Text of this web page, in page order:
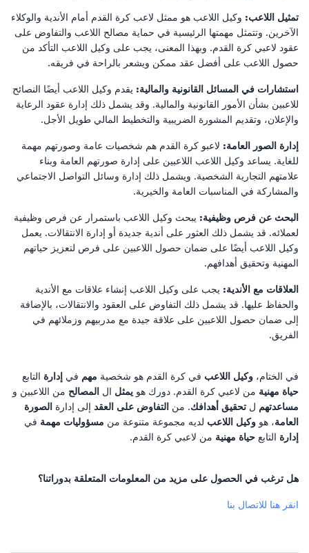
تمثيل اللاعب: وكيل اللاعب هو ممثل لاعب كرة القدم أمام الأندية والوكلاء
الآخرين. وتتمثل مهمتها الرئيسية في حماية مصالح اللاعب والتفاوض على
عقود لاعبي كرة القدم. وبهذا المعنى، يجب على وكيل اللاعب التأكد من
حصول اللاعب على أفضل عقد ممكن ويشعر بالراحة في فريقه.
استشارات في المسائل القانونية والمالية: يقدم وكيل اللاعب أيضًا النصائح
للاعبين بشأن الأمور القانونية والمالية. وقد يشمل ذلك إدارة عقود الرعاية
والإعلان، وتقديم المشورة الضريبية والتخطيط المالي طويل الأجل.
إدارة الصور العامة: لاعبو كرة القدم هم شخصيات عامة وصورتهم مهمة
للغاية. يساعد وكيل اللاعب اللاعبين على إدارة صورتهم العامة وبناء
علامتهم التجارية الشخصية. ويشمل ذلك إدارة وسائل التواصل الاجتماعي
والمشاركة في المناسبات العامة والخيرية.
البحث عن فرص وظيفية: يبحث وكيل اللاعب باستمرار عن فرص وظيفية
لعملائه. قد يشمل ذلك العثور على أندية جديدة أو إدارة الانتقالات. يعمل
وكيل اللاعب أيضًا على ضمان حصول اللاعبين على فرص لتعزيز حياتهم
المهنية وتحقيق أهدافهم.
العلاقات مع الأندية: يجب على وكيل اللاعب إنشاء علاقات مع الأندية
والحفاظ عليها. قد يشمل ذلك التفاوض على العقود والانتقالات، بالإضافة
إلى ضمان حصول اللاعبين على علاقة جيدة مع مدربيهم وزملائهم في
الفريق.
في الختام، وكيل اللاعب في كرة القدم هو شخصية مهم في إدارة التابع
حياة مهنية من لاعبي كرة القدم. دورك هو يمثل ال المصالح من اللاعبين و
مساعدتهم ل تحقيق أهدافك. من التفاوض على العقد إلى إدارة الصورة
العامة، هو وكيل اللاعب لديه مجموعة متنوعة من مسؤوليات مهمة في
إدارة التابع حياة مهنية من لاعبي كرة القدم.
هل ترغب في الحصول على مزيد من المعلومات المتعلقة بدوراتنا؟
انقر هنا للاتصال بنا